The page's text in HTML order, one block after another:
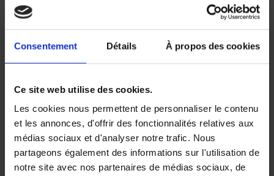
Consentement Détails À propos des cookies
Ce site web utilise des cookies.
Les cookies nous permettent de personnaliser le contenu
et les annonces, d'offrir des fonctionnalités relatives aux
médias sociaux et d'analyser notre trafic. Nous
partageons également des informations sur l'utilisation de
notre site avec nos partenaires de médias sociaux, de
COLORE BRILLANTE SHAMPOO
250/1000 ml